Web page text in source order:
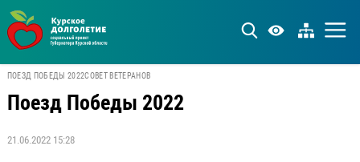
ПОЕЗД ПОБЕДЫ 2022СОВЕТ ВЕТЕРАНОВ
Поезд Победы 2022
21.06.2022 15:28